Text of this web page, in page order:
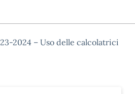
2024 – Uso delle calcolatrici